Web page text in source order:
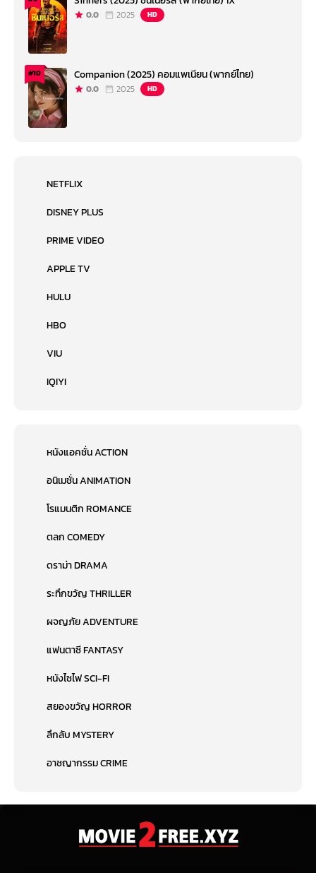
0.0 2025 HD
#10 Companion (2025) คอมแพเนียน (พากย์ไทย)
0.0 2025 HD
NETFLIX
DISNEY PLUS
PRIME VIDEO
APPLE TV
HULU
HBO
VIU
IQIYI
หนังแอคชั่น ACTION
อนิเมชั่น ANIMATION
โรแมนติก ROMANCE
ตลก COMEDY
ดราม่า DRAMA
ระทึกขวัญ THRILLER
ผจญภัย ADVENTURE
แฟนตาซี FANTASY
หนังไซไฟ SCI-FI
สยองขวัญ HORROR
ลึกลับ MYSTERY
อาชญากรรม CRIME